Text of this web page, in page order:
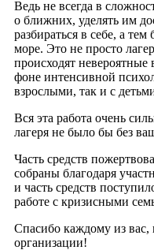
Ведь не всегда в
о ближних, уделять им
разбираться в себе, а
море. Это не просто
происходят
фоне интенсивной
взрослыми, так и с
Вся эта работа очень
лагеря не было бы без
Часть средств
собраны благодаря
и часть средств
работе с кризисными
Спасибо каждому из вас,
организации!